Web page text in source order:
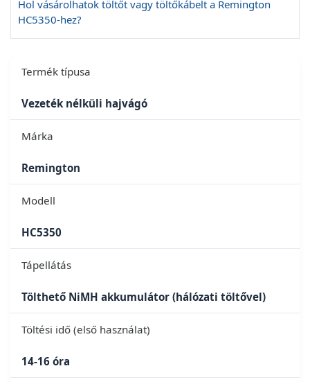
Hol vásárolhatok töltőt vagy töltőkábelt a Remington
HC5350-hez?
Termék típusa
Vezeték nélküli hajvágó
Márka
Remington
Modell
HC5350
Tápellátás
Tölthető NiMH akkumulátor (hálózati töltővel)
Töltési idő (első használat)
14-16 óra